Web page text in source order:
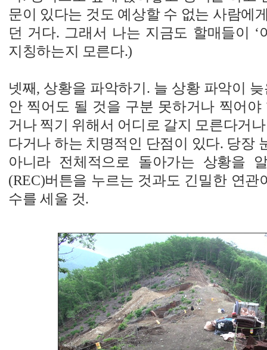
문이 있다는 것도 예상할 수 없는 사람에
던 거다. 그래서 나는 지금도 할매들이 ‘
지칭하는지 모른다.)
넷째, 상황을 파악하기. 늘 상황 파악이
안 찍어도 될 것을 구분 못하거나 찍어
거나 찍기 위해서 어디로 갈지 모른다거
다거나 하는 치명적인 단점이 있다. 당장
아니라 전체적으로 돌아가는 상황을
(REC)버튼을 누르는 것과도 긴밀한 연관
수를 세울 것.